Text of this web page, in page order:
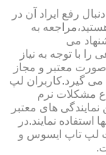
رفع ایراد آن در
به
می
با توجه به نیاز
معتبر و مجاز
گیرد.کاربران لپ
مشکلات نرم
های معتبر
نمایند.در
لپ تاپ ایسوس و